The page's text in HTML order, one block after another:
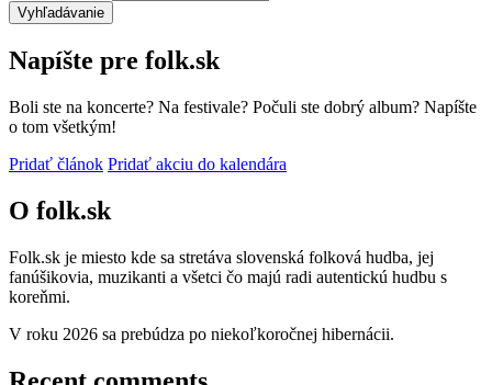
Napíšte pre folk.sk
Boli ste na koncerte? Na festivale? Počuli ste dobrý album? Napíšte
o tom všetkým!
Pridať článok Pridať akciu do kalendára
O folk.sk
Folk.sk je miesto kde sa stretáva slovenská folková hudba, jej
fanúšikovia, muzikanti a všetci čo majú radi autentickú hudbu s
koreňmi.
V roku 2026 sa prebúdza po niekoľkoročnej hibernácii.